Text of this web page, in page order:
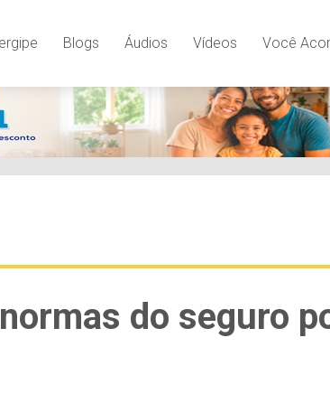
Blogs Áudios Vídeos Você
do seguro